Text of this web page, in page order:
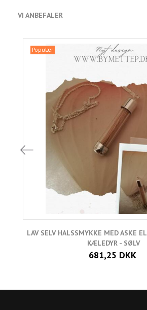
VI ANBEFALER
Populær
LAV SELV HALSSMYKKE MED ASKE
KÆLEDYR - SØLV
681,25 DKK